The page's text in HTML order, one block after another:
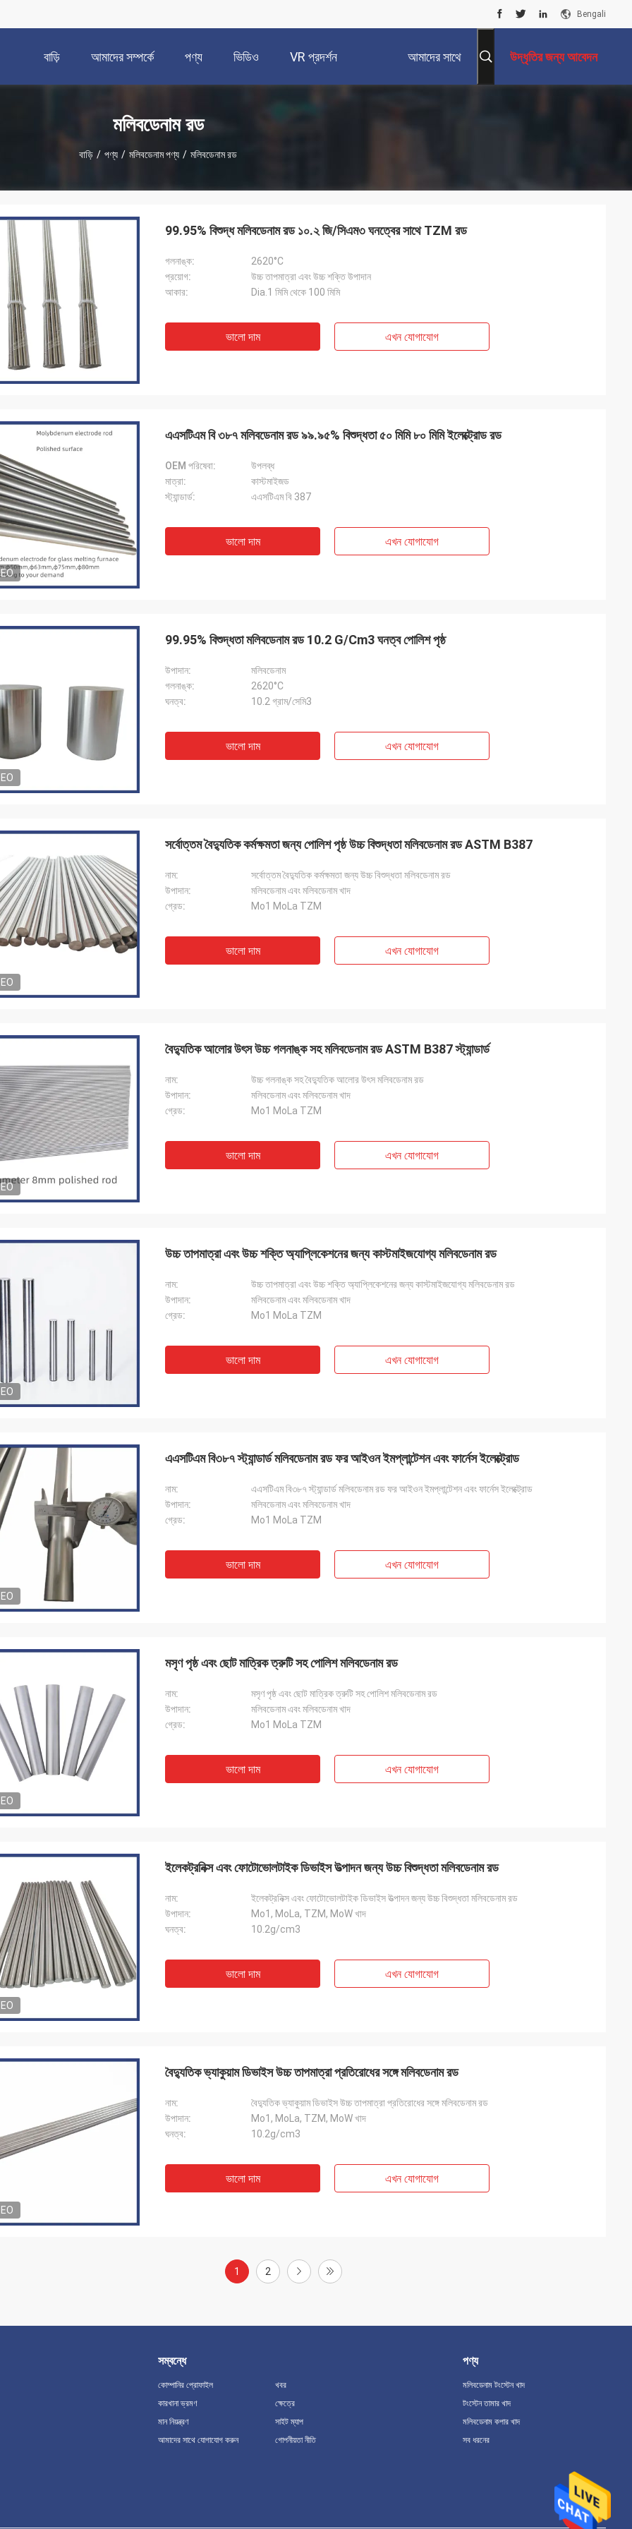
Bengali
বাড়ি আমাদের সম্পর্কে পণ্য ভিডিও VR প্রদর্শন আমাদের সাথে উদ্ধৃতির জন্য আবেদন
মলিবডেনাম রড
বাড়ি / পণ্য / মলিবডেনাম পণ্য / মলিবডেনাম রড
বিক্রয়োত্তর সেবা জন্য আপনাকে ধন্যবাদ.
99.95% বিশুদ্ধ মলিবডেনাম রড ১০.২ জি/সিএম৩ ঘনত্বের সাথে TZM রড
গলনাঙ্ক:
2620°C
প্রয়োগ:
উচ্চ তাপমাত্রা এবং উচ্চ শক্তি উপাদান
আকার:
Dia.1 মিমি থেকে 100 মিমি
ভালো দাম এখন যোগাযোগ
এএসটিএম বি ৩৮৭ মলিবডেনাম রড ৯৯.৯৫% বিশুদ্ধতা ৫০ মিমি ৮০ মিমি ইলেক্ট্রোড রড
OEM পরিষেবা:
উপলব্ধ
মাত্রা:
কাস্টমাইজড
স্ট্যান্ডার্ড:
এএসটিএম বি 387
ভালো দাম এখন যোগাযোগ
99.95% বিশুদ্ধতা মলিবডেনাম রড 10.2 G/Cm3 ঘনত্ব পোলিশ পৃষ্ঠ
উপাদান:
মলিবডেনাম
গলনাঙ্ক:
2620°C
ঘনত্ব:
10.2 গ্রাম/সেমি3
ভালো দাম এখন যোগাযোগ
সর্বোত্তম বৈদ্যুতিক কর্মক্ষমতা জন্য পোলিশ পৃষ্ঠ উচ্চ বিশুদ্ধতা মলিবডেনাম রড ASTM B387
নাম:
সর্বোত্তম বৈদ্যুতিক কর্মক্ষমতা জন্য উচ্চ বিশুদ্ধতা মলিবডেনাম রড
উপাদান:
মলিবডেনাম এবং মলিবডেনাম খাদ
গ্রেড:
Mo1 MoLa TZM
ভালো দাম এখন যোগাযোগ
বৈদ্যুতিক আলোর উৎস উচ্চ গলনাঙ্ক সহ মলিবডেনাম রড ASTM B387 স্ট্যান্ডার্ড
নাম:
উচ্চ গলনাঙ্ক সহ বৈদ্যুতিক আলোর উৎস মলিবডেনাম রড
উপাদান:
মলিবডেনাম এবং মলিবডেনাম খাদ
গ্রেড:
Mo1 MoLa TZM
ভালো দাম এখন যোগাযোগ
উচ্চ তাপমাত্রা এবং উচ্চ শক্তি অ্যাপ্লিকেশনের জন্য কাস্টমাইজযোগ্য মলিবডেনাম রড
নাম:
উচ্চ তাপমাত্রা এবং উচ্চ শক্তি অ্যাপ্লিকেশনের জন্য কাস্টমাইজযোগ্য মলিবডেনাম রড
উপাদান:
মলিবডেনাম এবং মলিবডেনাম খাদ
গ্রেড:
Mo1 MoLa TZM
ভালো দাম এখন যোগাযোগ
এএসটিএম বি৩৮৭ স্ট্যান্ডার্ড মলিবডেনাম রড ফর আইওন ইমপ্লান্টেশন এবং ফার্নেস ইলেক্ট্রোড
নাম:
এএসটিএম বি৩৮৭ স্ট্যান্ডার্ড মলিবডেনাম রড ফর আইওন ইমপ্লান্টেশন এবং ফার্নেস ইলেক্ট্রোড
উপাদান:
মলিবডেনাম এবং মলিবডেনাম খাদ
গ্রেড:
Mo1 MoLa TZM
ভালো দাম এখন যোগাযোগ
মসৃণ পৃষ্ঠ এবং ছোট মাত্রিক ত্রুটি সহ পোলিশ মলিবডেনাম রড
নাম:
মসৃণ পৃষ্ঠ এবং ছোট মাত্রিক ত্রুটি সহ পোলিশ মলিবডেনাম রড
উপাদান:
মলিবডেনাম এবং মলিবডেনাম খাদ
গ্রেড:
Mo1 MoLa TZM
ভালো দাম এখন যোগাযোগ
ইলেকট্রনিক্স এবং ফোটোভোলটাইক ডিভাইস উত্পাদন জন্য উচ্চ বিশুদ্ধতা মলিবডেনাম রড
নাম:
ইলেকট্রনিক্স এবং ফোটোভোলটাইক ডিভাইস উত্পাদন জন্য উচ্চ বিশুদ্ধতা মলিবডেনাম রড
উপাদান:
Mo1, MoLa, TZM, MoW খাদ
ঘনত্ব:
10.2g/cm3
ভালো দাম এখন যোগাযোগ
বৈদ্যুতিক ভ্যাকুয়াম ডিভাইস উচ্চ তাপমাত্রা প্রতিরোধের সঙ্গে মলিবডেনাম রড
নাম:
বৈদ্যুতিক ভ্যাকুয়াম ডিভাইস উচ্চ তাপমাত্রা প্রতিরোধের সঙ্গে মলিবডেনাম রড
উপাদান:
Mo1, MoLa, TZM, MoW খাদ
ঘনত্ব:
10.2g/cm3
ভালো দাম এখন যোগাযোগ
1 2
সম্বন্ধে
কোম্পানির প্রোফাইল
কারখানা ভ্রমণ
মান নিয়ন্ত্রণ
আমাদের সাথে যোগাযোগ করুন
খবর
ক্ষেত্রে
সাইট ম্যাপ
গোপনীয়তা নীতি
পণ্য
মলিবডেনাম টংস্টেন খাদ
টংস্টেন তামার খাদ
মলিবডেনাম কপার খাদ
সব ধরনের